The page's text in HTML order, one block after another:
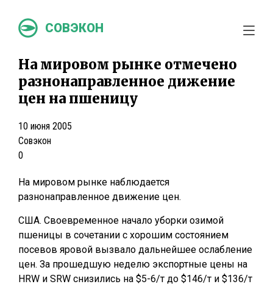
СОВЭКОН
На мировом рынке отмечено
разнонаправленное дижение
цен на пшеницу
10 июня 2005
Совэкон
0
На мировом рынке наблюдается
разнонаправленное движение цен.
США. Своевременное начало уборки озимой
пшеницы в сочетании с хорошим состоянием
посевов яровой вызвало дальнейшее ослабление
цен. За прошедшую неделю экспортные цены на
HRW и SRW снизились на $5-6/т до $146/т и $136/т